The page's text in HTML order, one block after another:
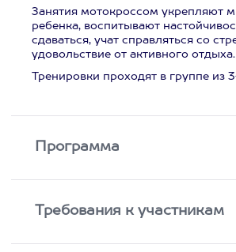
Занятия мотокроссом укрепляют
ребенка, воспитывают
сдаваться, учат справляться со
удовольствие от активного отдыха.
Тренировки проходят в группе из
Программа
Требования к участникам